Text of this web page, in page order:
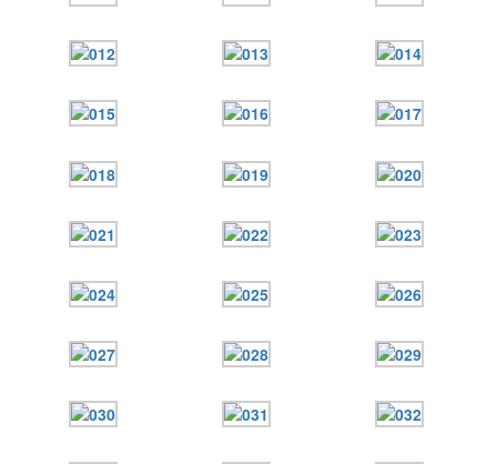
Онлайн трансляции
Веб-камеры
12 сентября 2015
Название трансляции
12 сентября 2015
Название трансляции
12 сентября 2015
Название трансляции
12 сентября 2015
Название трансляции
12 сентября 2015
Название трансляции
Перейти к архиву